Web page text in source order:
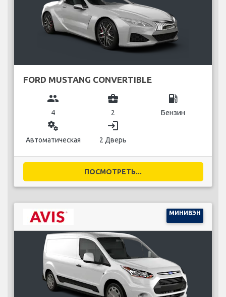
FORD MUSTANG CONVERTIBLE
group
4
business_center
2
local_gas_station
Бензин
miscellaneous_services
Автоматическая
login
2 Дверь
ПОСМОТРЕТЬ...
МИНИВЭН